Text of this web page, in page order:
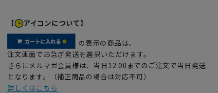
【 アイコンについて】
の表示の商品は、
注文画面でお急ぎ発送を選択いただけます。
さらにメルマガ会員様は、当日12:00までのご注文で当日発送
となります。（補正商品の場合は対応不可）
詳しくはこちら